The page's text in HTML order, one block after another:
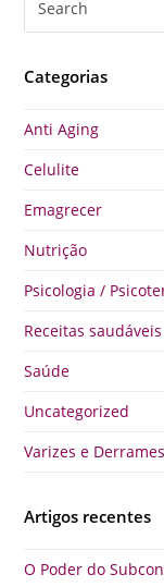
Categorias
Anti Aging
Celulite
Emagrecer
Nutrição
Psicologia /
Receitas saudáveis
Saúde
Uncategorized
Varizes e Derrames
Artigos recentes
O Poder do